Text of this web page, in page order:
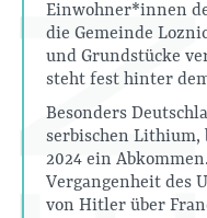
Einwohner*innen
die Gemeinde
und Grundstücke
steht fest hinter
Besonders
serbischen Lithium,
2024 ein
Vergangenheit des
von Hitler über